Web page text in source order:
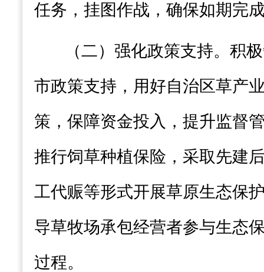
任务，挂图作战， 确保如期完
（二）强化政策支持。积
市政策支持，用好自治区草产
策，保障资金投入，提升监督
推行饲草种植保险，采取先建
工代赈等形式开展草原生态保
导草牧场承包经营者参与生态
过程。